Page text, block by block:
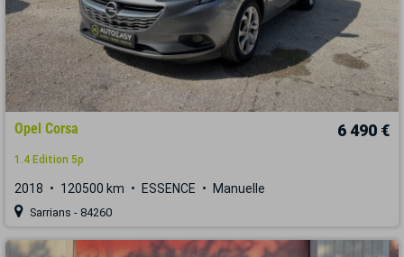
Opel Corsa 6 490 €
1.4 Edition 5p
2018 120500 km ESSENCE Manuelle
Sarrians - 84260